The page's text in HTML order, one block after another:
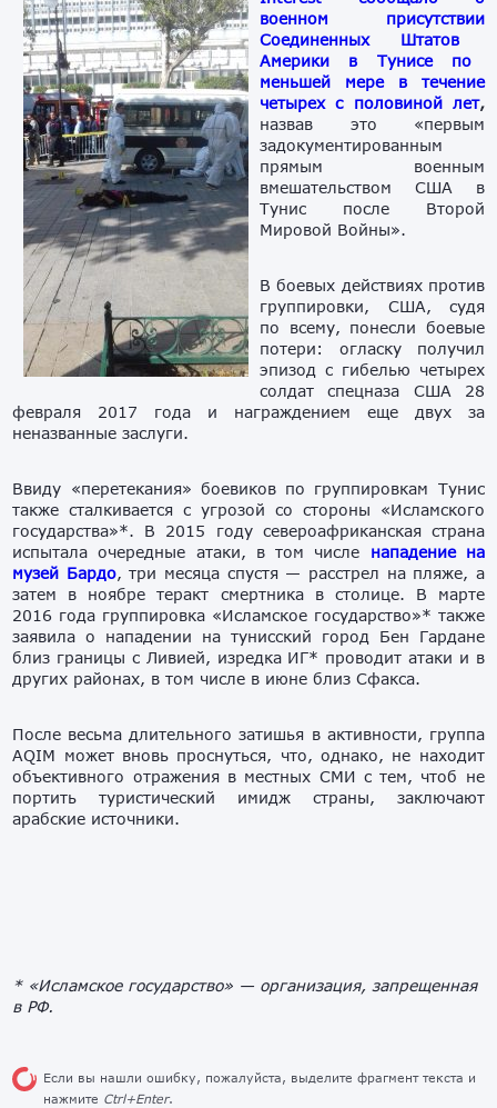
военном присутствии
Соединенных Штатов
Америки в Тунисе по
меньшей мере в течение
четырех с половиной лет,
назвав это «первым
задокументированным
прямым военным
вмешательством США в
Тунис после Второй
Мировой Войны».
В боевых действиях против
группировки, США, судя
по всему, понесли боевые
потери: огласку получил
эпизод с гибелью четырех
солдат спецназа США 28
февраля 2017 года и награждением еще двух за
неназванные заслуги.
Ввиду «перетекания» боевиков по группировкам Тунис
также сталкивается с угрозой со стороны «Исламского
государства»*. В 2015 году североафриканская страна
испытала очередные атаки, в том числе
нападение на
музей Бардо,три месяца спустя — расстрел на пляже, а
затем в ноябретеракт смертника в столице. В марте
2016 года группировка «Исламское государство»* также
заявила о нападении на тунисский город Бен Гардане
близ границы с Ливией, изредка ИГ* проводит атаки и в
других районах, в том числе в июнеблиз Сфакса.
После весьма длительного затишья в активности, группа
AQIM может вновь проснуться, что, однако, не находит
объективного отражения в местных СМИ с тем, чтоб не
портить туристический имидж страны, заключают
арабские источники.
* «Исламское государство» — организация, запрещенная
в РФ.
Если вы нашли ошибку, пожалуйста, выделите фрагмент текста и
нажмите Ctrl+Enter.